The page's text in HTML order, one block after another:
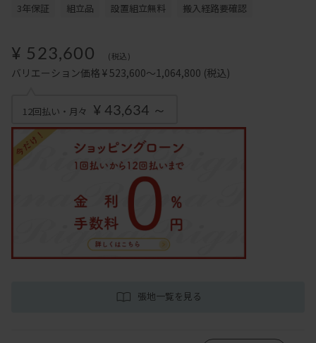
3年保証 組立品 設置組立無料 搬入経路要確認
¥ 523,600 (税込)
バリエーション価格 ¥ 523,600～1,064,800 (税込)
12回払い・月々 ¥ 43,634 ～
張地一覧を見る